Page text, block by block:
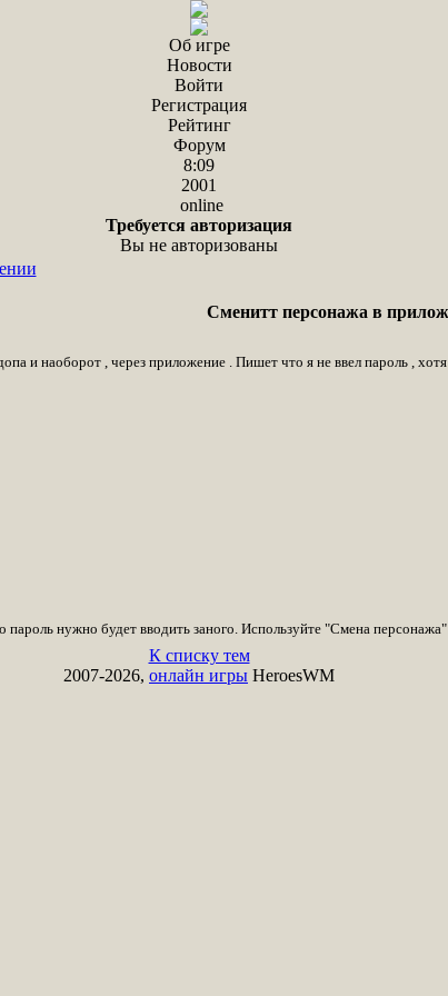
Об игре
Новости
Войти
Регистрация
Рейтинг
Форум
8:09
2001
online
Требуется авторизация
Вы не авторизованы
Сменитт персонажа в
и наоборот , через приложение . Пишет что я не ввел пароль ,
пароль нужно будет вводить заного. Используйте "Смена
К списку тем
2007-2026, онлайн игры HeroesWM